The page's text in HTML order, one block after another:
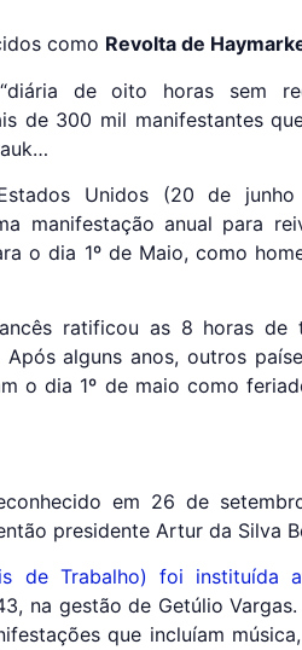
como Revolta de
de oito horas sem
de 300 mil manifestantes
Unidos (20 de
manifestação anual para
o dia 1º de Maio, como
ratificou as 8 horas de
alguns anos, outros
o dia 1º de maio como
em 26 de
presidente Artur da Silva
de Trabalho) foi instituída
na gestão de Getúlio
que incluíam